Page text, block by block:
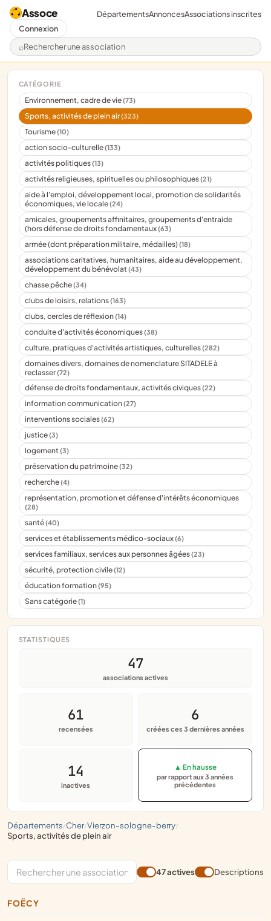
Assoce
Rechercher une association
DépartementsAnnoncesAssociations inscrites
Connexion
départements/ cher/ vierzon-sologne-berry/
sports, activités de plein air
CATÉGORIE
Environnement, cadre de vie(73)
Sports, activités de plein air(323)
Tourisme(10)
action socio-culturelle(133)
activités politiques(13)
activités religieuses, spirituelles ou philosophiques(21)
aide à l'emploi, développement local, promotion de solidarités
économiques, vie locale(24)
amicales, groupements affinitaires, groupements d'entraide
(hors défense de droits fondamentaux(63)
armée (dont préparation militaire, médailles)(18)
associations caritatives, humanitaires, aide au développement,
développement du bénévolat(43)
chasse pêche(34)
clubs de loisirs, relations(163)
clubs, cercles de réflexion(14)
conduite d'activités économiques(38)
culture, pratiques d'activités artistiques, culturelles(282)
domaines divers, domaines de nomenclature SITADELE à
reclasser(72)
défense de droits fondamentaux, activités civiques(22)
information communication(27)
interventions sociales(62)
justice(3)
logement(3)
préservation du patrimoine(32)
recherche(4)
représentation, promotion et défense d'intérêts économiques
(28)
santé(40)
services et établissements médico-sociaux(6)
services familiaux, services aux personnes âgées(23)
sécurité, protection civile(12)
éducation formation(95)
Sans catégorie(1)
STATISTIQUES
47
associations actives
61
recensées
6
créées ces 3 dernières années
14
inactives
▲ En hausse
par rapport aux 3 années
précédentes
47 actives Descriptions
FOËCY